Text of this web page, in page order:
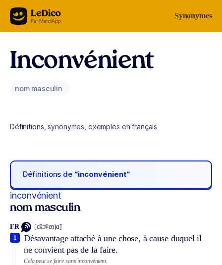
Aller au contenu Synonymes
Inconvénient
nom masculin
Définitions, synonymes, exemples en français
Définitions de “inconvénient“
inconvénient
nom masculin
FR [ɛ̃kɔ̃venjɑ̃]
Désavantage attaché à une chose, à cause duquel il
ne convient pas de la faire.
1
Cela peut se faire sans inconvénient.